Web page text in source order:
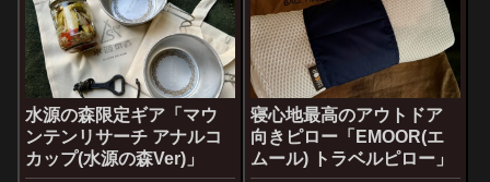
水源の森限定ギア「マウ
ンテンリサーチ アナルコ
カップ(水源の森Ver)」
寝心地最高のアウトドア
向きピロー「EMOOR(エ
ムール) トラベルピロー」